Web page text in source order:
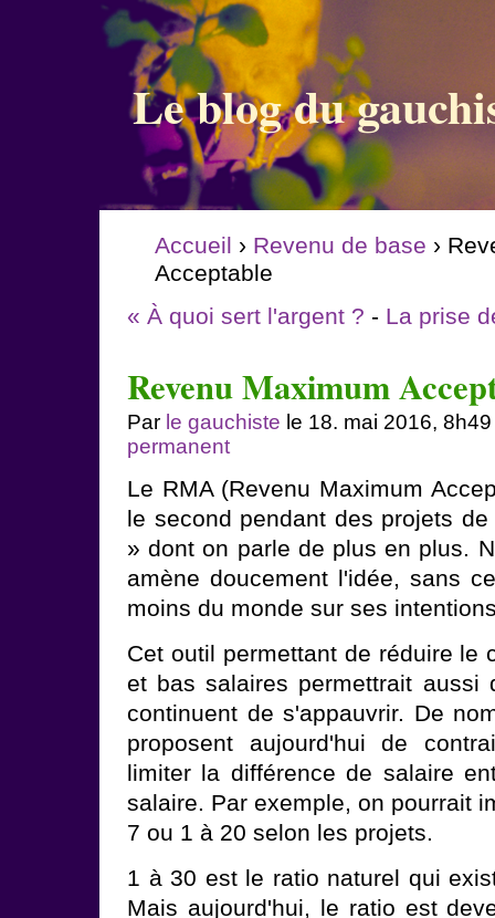
Le blog du
Accueil › Revenu de base ›
Acceptable
« À quoi sert l'argent ? - La prise
Revenu Maximum
Par le gauchiste le 18. mai 2016,
permanent
Le RMA (Revenu Maximum
le second pendant des projets
» dont on parle de plus en plus.
amène doucement l'idée, sans
moins du monde sur ses
Cet outil permettant de réduire le
et bas salaires permettrait aussi
continuent de s'appauvrir. De
proposent aujourd'hui de
limiter la différence de salaire
salaire. Par exemple, on pourrait
7 ou 1 à 20 selon les projets.
1 à 30 est le ratio naturel qui
Mais aujourd'hui, le ratio est